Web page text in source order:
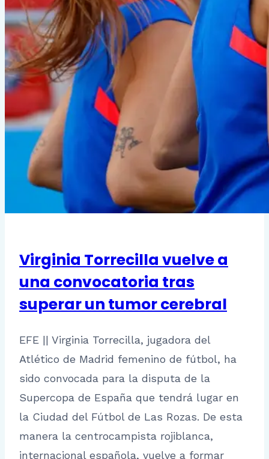
Virginia Torrecilla vuelve a
una convocatoria tras
superar un tumor cerebral
EFE || Virginia Torrecilla, jugadora del
Atlético de Madrid femenino de fútbol, ha
sido convocada para la disputa de la
Supercopa de España que tendrá lugar en
la Ciudad del Fútbol de Las Rozas. De esta
manera la centrocampista rojiblanca,
internacional española, vuelve a formar